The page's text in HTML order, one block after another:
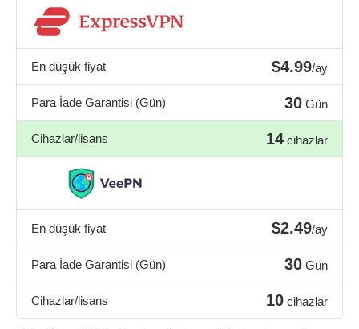
En düşük fiyat $4.99/ay
Para İade Garantisi (Gün) 30 Gün
Cihazlar/lisans 14 cihazlar
En düşük fiyat $2.49/ay
Para İade Garantisi (Gün) 30 Gün
Cihazlar/lisans 10 cihazlar